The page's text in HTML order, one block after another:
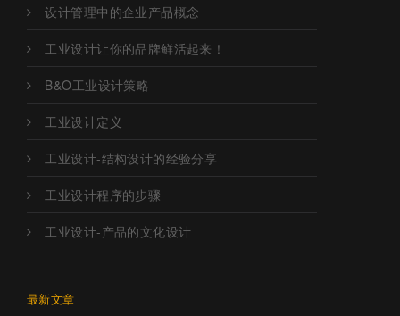
设计管理中的企业产品概念
工业设计让你的品牌鲜活起来！
B&O工业设计策略
工业设计定义
工业设计-结构设计的经验分享
工业设计程序的步骤
工业设计-产品的文化设计
最新文章